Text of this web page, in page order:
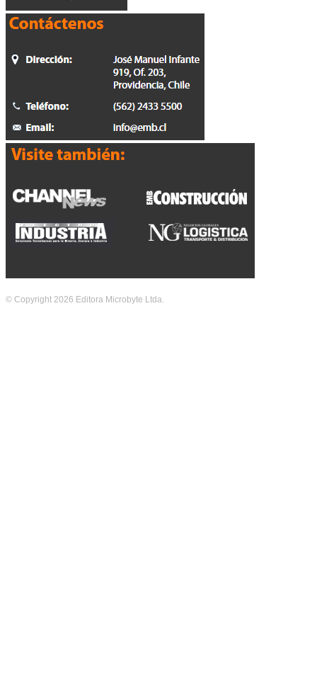
© Copyright 2026 Editora Microbyte Ltda.